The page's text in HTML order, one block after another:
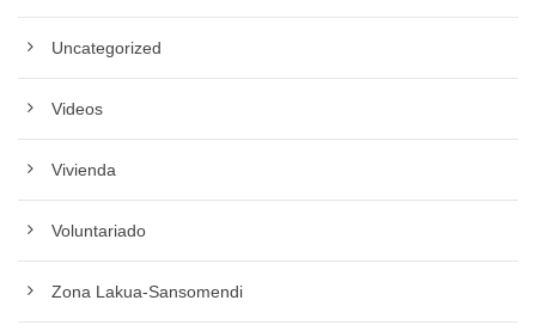
Uncategorized
Videos
Vivienda
Voluntariado
Zona Lakua-Sansomendi